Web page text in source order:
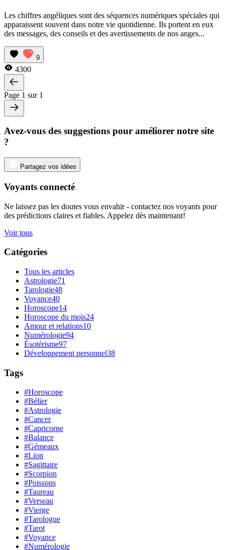
Les chiffres angéliques sont des séquences numériques spéciales qui
apparaissent souvent dans notre vie quotidienne. Ils portent en eux
des messages, des conseils et des avertissements de nos anges...
9
4300
Page 1 sur 1
Avez-vous des suggestions pour améliorer notre site
?
Partagez vos idées
Voyants connecté
Ne laissez pas les doutes vous envahir - contactez nos voyants pour
des prédictions claires et fiables. Appelez dès maintenant!
Voir tous
Catégories
Tous les articles
Astrologie71
Tarologie48
Voyance40
Horoscope14
Horoscope du mois24
Amour et relations10
Numérologie94
Ésotérisme97
Développement personnel38
Tags
#Horoscope
#Bélier
#Astrologie
#Cancer
#Capricorne
#Balance
#Gémeaux
#Lion
#Sagittaire
#Scorpion
#Poissons
#Taureau
#Verseau
#Vierge
#Tarologue
#Tarot
#Voyance
#Numérologie